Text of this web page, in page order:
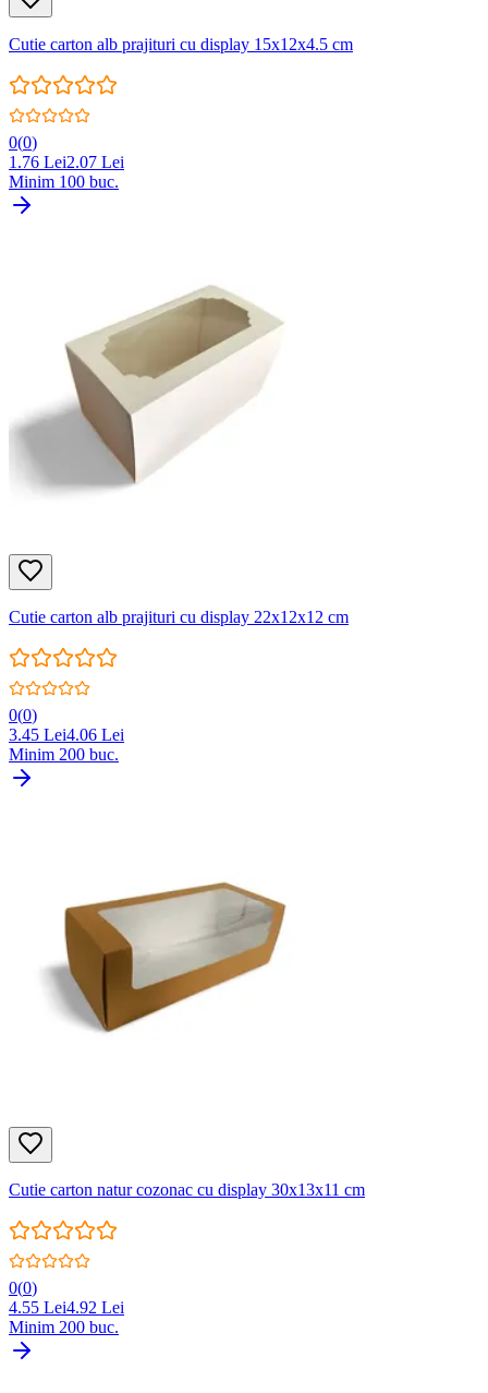
Cutie carton alb prajituri cu display 15x12x4.5 cm
0(0)
1.76 Lei2.07 Lei
Minim 100 buc.
Cutie carton alb prajituri cu display 22x12x12 cm
0(0)
3.45 Lei4.06 Lei
Minim 200 buc.
Cutie carton natur cozonac cu display 30x13x11 cm
0(0)
4.55 Lei4.92 Lei
Minim 200 buc.